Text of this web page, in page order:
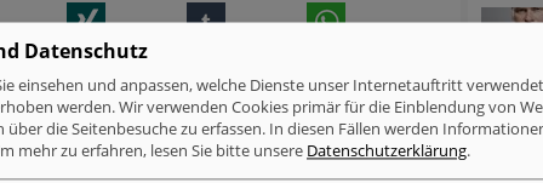
Xing tumblr WhatsApp
ZUM THEMA
Verschlüsselung & Datensicherheit
betroffen als Windows-Nutzer
Datenschutz
einsehen und anpassen, welche Dienste unser Internetauftritt
werden. Wir verwenden Cookies primär für die Einblendung von
über die Seitenbesuche zu erfassen. In diesen Fällen werden
mehr zu erfahren, lesen Sie bitte unsere Datenschutzerklärung.